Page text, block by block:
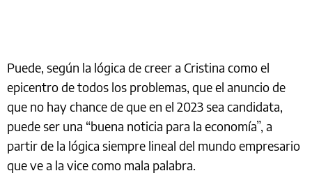
Puede, según la lógica de creer a Cristina como el
epicentro de todos los problemas, que el anuncio de
que no hay chance de que en el 2023 sea candidata,
puede ser una “buena noticia para la economía”, a
partir de la lógica siempre lineal del mundo empresario
que ve a la vice como mala palabra.